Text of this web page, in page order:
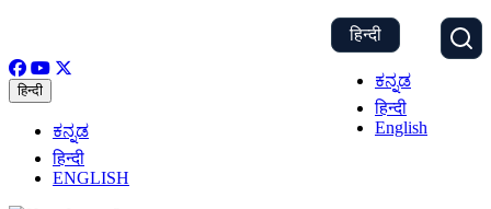
हिन्दी
ಕನ್ನಡ
हिन्दी
English
हिन्दी
ಕನ್ನಡ
हिन्दी
ENGLISH